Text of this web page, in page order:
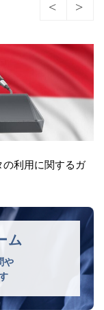
報を廃棄してい
ム
や